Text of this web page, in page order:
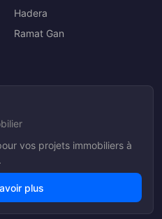
Hadera
Ramat Gan
vos projets immobiliers à
plus